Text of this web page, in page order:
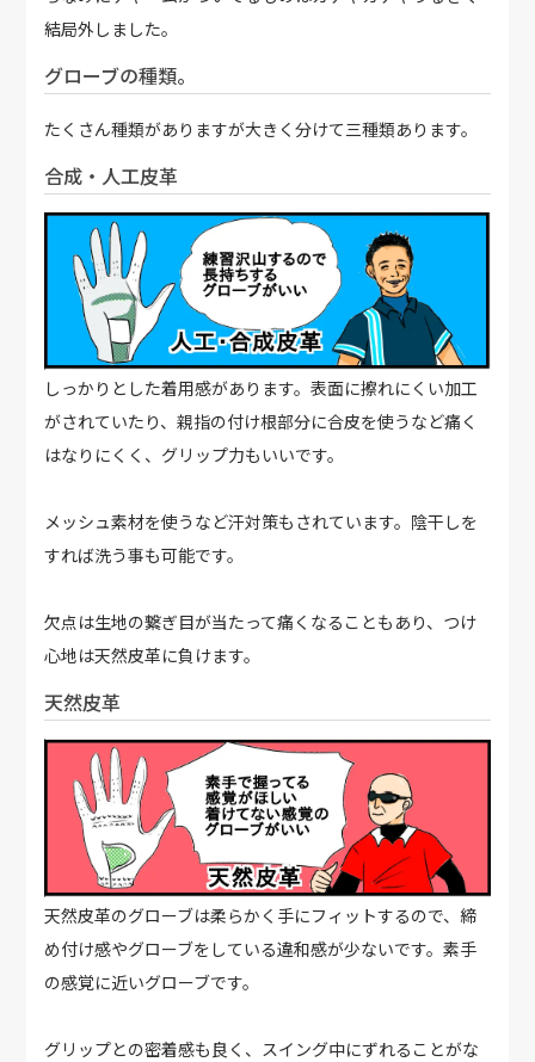
結局外しました。
グローブの種類。
たくさん種類がありますが大きく分けて三種類あります。
合成・人工皮革
しっかりとした着用感があります。表面に擦れにくい加工
がされていたり、親指の付け根部分に合皮を使うなど痛く
はなりにくく、グリップ力もいいです。
メッシュ素材を使うなど汗対策もされています。陰干しを
すれば洗う事も可能です。
欠点は生地の繋ぎ目が当たって痛くなることもあり、つけ
心地は天然皮革に負けます。
天然皮革
天然皮革のグローブは柔らかく手にフィットするので、締
め付け感やグローブをしている違和感が少ないです。素手
の感覚に近いグローブです。
グリップとの密着感も良く、スイング中にずれることがな